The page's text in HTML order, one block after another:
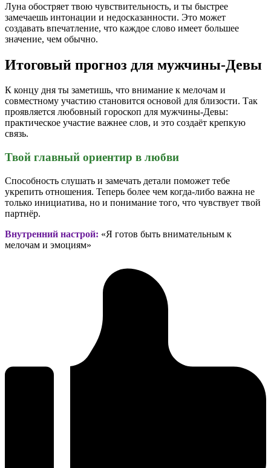
Луна обостряет твою чувствительность, и ты быстрее
замечаешь интонации и недосказанности. Это может
создавать впечатление, что каждое слово имеет большее
значение, чем обычно.
Итоговый прогноз для мужчины-Девы
К концу дня ты заметишь, что внимание к мелочам и
совместному участию становится основой для близости. Так
проявляется любовный гороскоп для мужчины-Девы:
практическое участие важнее слов, и это создаёт крепкую
связь.
Твой главный ориентир в любви
Способность слушать и замечать детали поможет тебе
укрепить отношения. Теперь более чем когда-либо важна не
только инициатива, но и понимание того, что чувствует твой
партнёр.
Внутренний настрой: «Я готов быть внимательным к
мелочам и эмоциям»